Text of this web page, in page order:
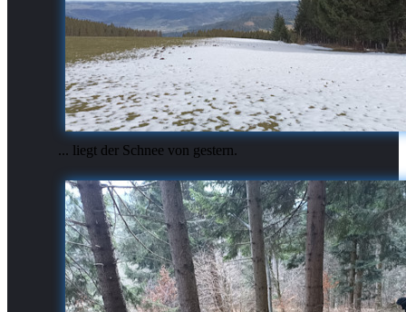
... liegt der Schnee von gestern.